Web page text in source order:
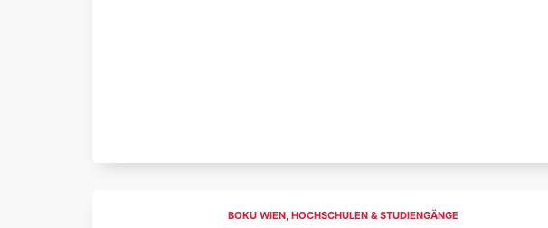
BOKU WIEN, HOCHSCHULEN & STUDIENGÄNGE